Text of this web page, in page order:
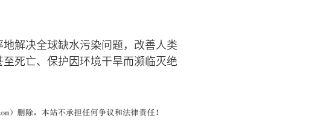
解决全球缺水污染问题，改善人类
死亡、保护因环境干旱而濒临灭绝